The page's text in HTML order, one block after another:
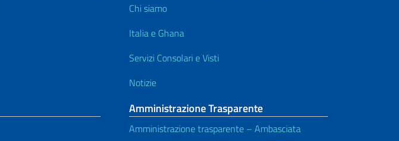
Chi siamo
Italia e Ghana
Servizi Consolari e Visti
Notizie
Amministrazione Trasparente
Amministrazione trasparente – Ambasciata